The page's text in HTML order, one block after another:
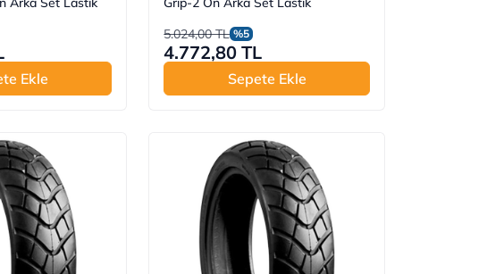
Ekle
5.024,00 TL %5
4.772,80 TL
Sepete Ekle